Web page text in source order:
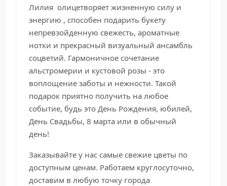
Лилия олицетворяет жизненную силу и
энергию , способен подарить букету
непревзойденную свежесть, ароматные
нотки и прекрасный визуальный ансамбль
соцветий. Гармоничное сочетание
альстромерии и кустовой розы - это
воплощение заботы и нежности. Такой
подарок приятно получить на любое
событие, будь это День Рождения, юбилей,
День Свадьбы, 8 марта или в обычный
день!
Заказывайте у нас самые свежие цветы по
доступным ценам. Работаем круглосуточно,
доставим в любую точку города